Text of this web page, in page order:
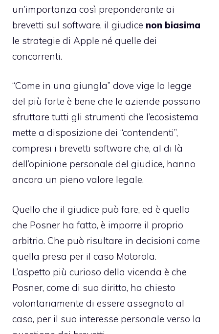
un’importanza così preponderante ai
brevetti sul software, il giudice non biasima
le strategie di Apple né quelle dei
concorrenti.
“Come in una giungla” dove vige la legge
del più forte è bene che le aziende possano
sfruttare tutti gli strumenti che l’ecosistema
mette a disposizione dei “contendenti”,
compresi i brevetti software che, al di là
dell’opinione personale del giudice, hanno
ancora un pieno valore legale.
Quello che il giudice può fare, ed è quello
che Posner ha fatto, è imporre il proprio
arbitrio. Che può risultare in decisioni come
quella presa per il caso Motorola.
L’aspetto più curioso della vicenda è che
Posner, come di suo diritto, ha chiesto
volontariamente di essere assegnato al
caso, per il suo interesse personale verso la